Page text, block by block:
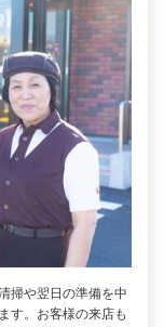
掃や翌日の準備を中
す。お客様の来店も